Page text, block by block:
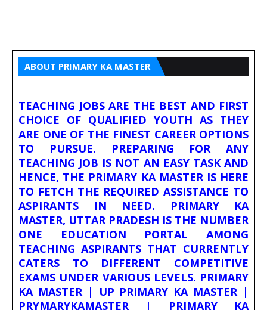
ABOUT PRIMARY KA MASTER
TEACHING JOBS ARE THE BEST AND FIRST
CHOICE OF QUALIFIED YOUTH AS THEY
ARE ONE OF THE FINEST CAREER OPTIONS
TO PURSUE. PREPARING FOR ANY
TEACHING JOB IS NOT AN EASY TASK AND
HENCE, THE PRIMARY KA MASTER IS HERE
TO FETCH THE REQUIRED ASSISTANCE TO
ASPIRANTS IN NEED. PRIMARY KA
MASTER, UTTAR PRADESH IS THE NUMBER
ONE EDUCATION PORTAL AMONG
TEACHING ASPIRANTS THAT CURRENTLY
CATERS TO DIFFERENT COMPETITIVE
EXAMS UNDER VARIOUS LEVELS. PRIMARY
KA MASTER | UP PRIMARY KA MASTER |
PRYMARYKAMASTER | PRIMARY KA